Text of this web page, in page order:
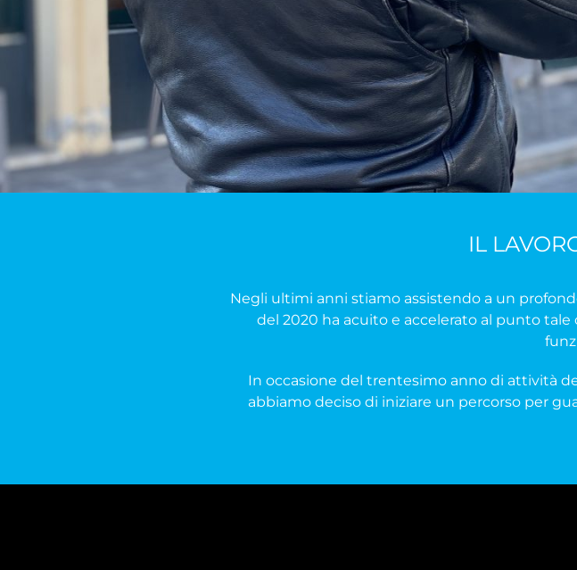
IL
Negli ultimi anni stiamo assistendo a un
del 2020 ha acuito e accelerato al punto
In occasione del trentesimo anno di attività
abbiamo deciso di iniziare un percorso per